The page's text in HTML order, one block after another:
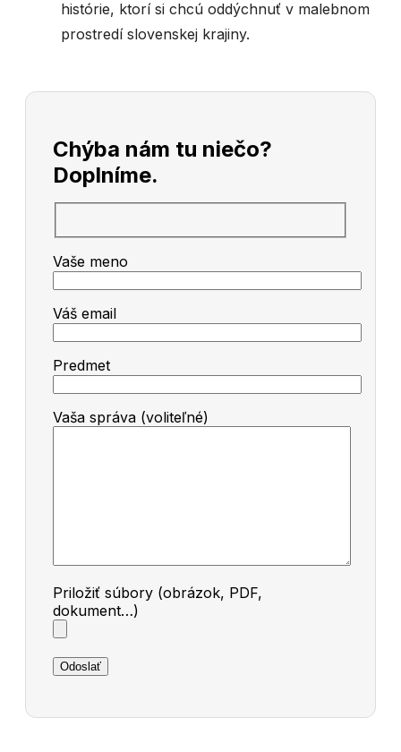
histórie, ktorí si chcú oddýchnuť v malebnom
prostredí slovenskej krajiny.
Chýba nám tu niečo?
Doplníme.
Vaše meno
Váš email
Predmet
Vaša správa (voliteľné)
Priložiť súbory (obrázok, PDF,
dokument…)